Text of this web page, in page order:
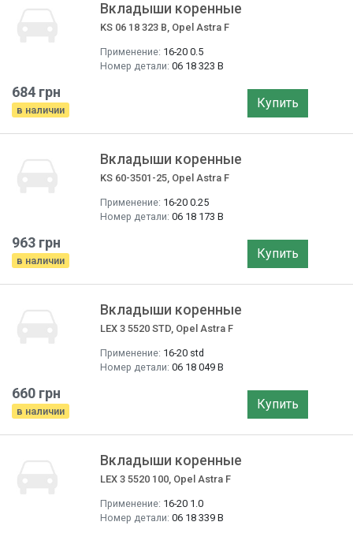
Вкладыши коренные
KS 06 18 323 B, Opel Astra F
Применение: 16-20 0.5
Номер детали: 06 18 323 B
684 грн
в наличии Купить
Вкладыши коренные
KS 60-3501-25, Opel Astra F
Применение: 16-20 0.25
Номер детали: 06 18 173 B
963 грн
в наличии Купить
Вкладыши коренные
LEX 3 5520 STD, Opel Astra F
Применение: 16-20 std
Номер детали: 06 18 049 B
660 грн
в наличии Купить
Вкладыши коренные
LEX 3 5520 100, Opel Astra F
Применение: 16-20 1.0
Номер детали: 06 18 339 B